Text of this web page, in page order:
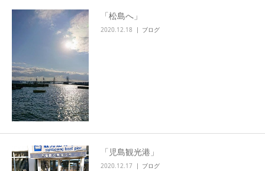
「松島へ」
2020.12.18 ブログ
「児島観光港」
2020.12.17 ブログ